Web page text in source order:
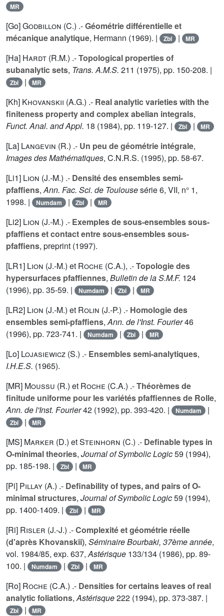
MR
[Go]Godbillon (C.) .-Géométrie différentielle et
mécanique analytique, Hermann (1969). | Zbl | MR
[Ha] Hardt (R.M.) .-Topological properties of
subanalytic sets, Trans. A.M.S. 211 (1975), pp. 150-208. |
Zbl | MR
[Kh] Khovanskii (A.G.) .- Real analytic varieties with the
finiteness property and complex abelian integrals,
Funct. Anal. and Appl. 18 (1984), pp. 119-127. | Zbl | MR
[La] Langevin (R.) .- Un peu de géométrie intégrale,
Images des Mathématiques, C.N.R.S. (1995), pp. 58-67.
[Li1] Lion (J.-M.) .- Densité des ensembles semi-
pfaffiens,Ann. Fac. Sci. de Toulousesérie 6, VII, n° 1,
1998. |
Numdam | Zbl | MR
[Li2] Lion (J.-M.) .- Exemples de sous-ensembles sous-
pfaffiens et contact entre sous-ensembles sous-
pfaffiens, preprint (1997).
[LR1] Lion (J.-M.) et Roche (C.A.), .-Topologie des
hypersurfaces pfaffiennes, Bulletin de la S.M.F. 124
(1996), pp. 35-59. |
Numdam | Zbl | MR
[LR2] Lion (J.-M.) et Rolin (J.-P.) .- Homologie des
ensembles semi-pfaffiens,Ann. de l'Inst. Fourier46
(1996), pp. 723-741. |
Numdam | Zbl | MR
[Lo] Lojasiewicz (S.) .- Ensembles semi-analytiques,
I.H.E.S. (1965).
[MR] Moussu (R.) et Roche (C.A.) .-Théorèmes de
finitude uniforme pour les variétés pfaffiennes de Rolle,
Ann. de l'Inst. Fourier42 (1992), pp. 393-420. | Numdam |
Zbl | MR
[MS] Marker (D.) etSteinhorn (C.) .- Definable types in
O-minimal theories, Journal of Symbolic Logic59 (1994),
pp. 185-198. |
Zbl | MR
[Pi] Pillay (A.) .- Definability of types, and pairs of O-
minimal structures, Journal of Symbolic Logic59 (1994),
pp. 1400-1409. |
Zbl | MR
[Ri] Risler (J.-J.) .-Complexité et géométrie réelle
(d'après Khovanskii), Séminaire Bourbaki, 37ème année,
vol. 1984/85, exp. 637,Astérisque 133/134 (1986), pp. 89-
100. |
Numdam | Zbl | MR
[Ro] Roche (C.A.) .- Densities for certains leaves of real
analytic foliations,Astérisque222 (1994), pp. 373-387. |
Zbl | MR